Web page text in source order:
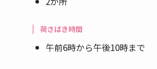
荷さばき時間
午前6時から午後10時まで